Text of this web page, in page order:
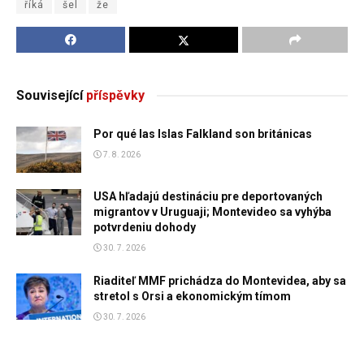
říká šel že
Souvisejícípříspěvky
Por qué las Islas Falkland son británicas
7. 8. 2026
USA hľadajú destináciu pre deportovaných
migrantov v Uruguaji; Montevideo sa vyhýba
potvrdeniu dohody
30. 7. 2026
Riaditeľ MMF prichádza do Montevidea, aby sa
stretol s Orsi a ekonomickým tímom
30. 7. 2026